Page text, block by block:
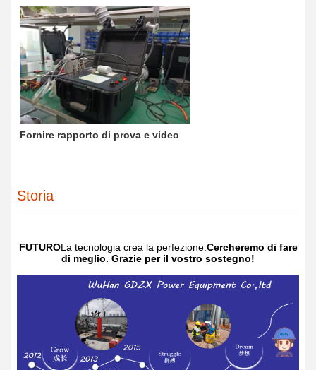
Fornire rapporto di prova e video
Storia
FUTUROLa tecnologia crea la perfezione. Cercheremo di fare
di meglio. Grazie per il vostro sostegno!